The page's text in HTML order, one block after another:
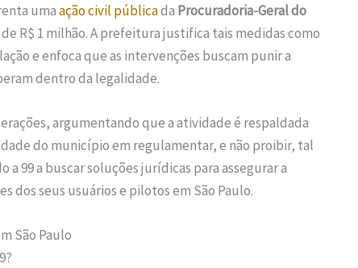
umaação civil públicada Procuradoria-Geral do
R$ 1 milhão. A prefeitura justifica tais medidas como
e enfoca que as intervenções buscam punir a
dentro da legalidade.
argumentando que a atividade é respaldada
do município em regulamentar, e não proibir, tal
99 a buscar soluções jurídicas para assegurar a
dos seus usuários e pilotos em São Paulo.
São Paulo